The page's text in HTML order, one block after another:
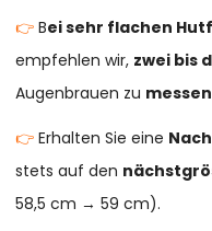
👉Bei sehr flachen
empfehlen wir, zwei bis
Augenbrauen zu
👉Erhalten Sie eine
stets auf den
58,5 cm → 59 cm).